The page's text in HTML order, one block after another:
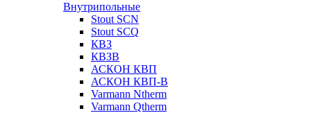
Внутрипольные
Stout SCN
Stout SCQ
КВЗ
КВЗВ
АСКОН КВП
АСКОН КВП-В
Varmann Ntherm
Varmann Qtherm